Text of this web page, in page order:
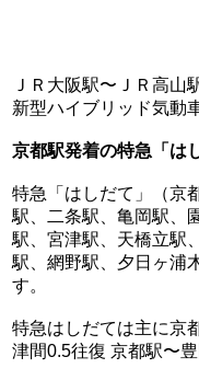
ＪＲ大阪駅〜ＪＲ高山
新型ハイブリッド気動
京都駅発着の特急「は
特急「はしだて」（京
駅、二条駅、亀岡駅、
駅、宮津駅、天橋立駅
駅、網野駅、夕日ヶ浦
す。
特急はしだては主に京
津間0.5往復 京都駅〜